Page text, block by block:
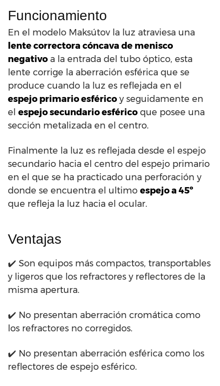
Funcionamiento
En el modelo Maksútov la luz atraviesa una
lente correctora cóncava de menisco
negativo a la entrada del tubo óptico, esta
lente corrige la aberración esférica que se
produce cuando la luz es reflejada en el
espejo primario esférico y seguidamente en
el espejo secundario esférico que posee una
sección metalizada en el centro.
Finalmente la luz es reflejada desde el espejo
secundario hacia el centro del espejo primario
en el que se ha practicado una perforación y
donde se encuentra el ultimo espejo a 45º
que refleja la luz hacia el ocular.
Ventajas
✔️ Son equipos más compactos, transportables
y ligeros que los refractores y reflectores de la
misma apertura.
✔️ No presentan aberración cromática como
los refractores no corregidos.
✔️ No presentan aberración esférica como los
reflectores de espejo esférico.